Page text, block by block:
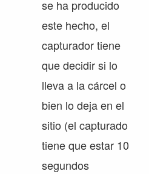
se ha producido
este hecho, el
capturador tiene
que decidir si lo
lleva a la cárcel o
bien lo deja en el
sitio (el capturado
tiene que estar 10
segundos